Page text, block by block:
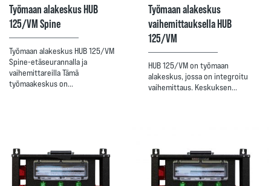
Työmaan alakeskus HUB
125/VM Spine
Työmaan alakeskus HUB 125/VM
Spine-etäseurannalla ja
vaihemittareilla Tämä
työmaakeskus on…
Työmaan alakeskus
vaihemittauksella HUB
125/VM
HUB 125/VM on työmaan
alakeskus, jossa on integroitu
vaihemittaus. Keskuksen…